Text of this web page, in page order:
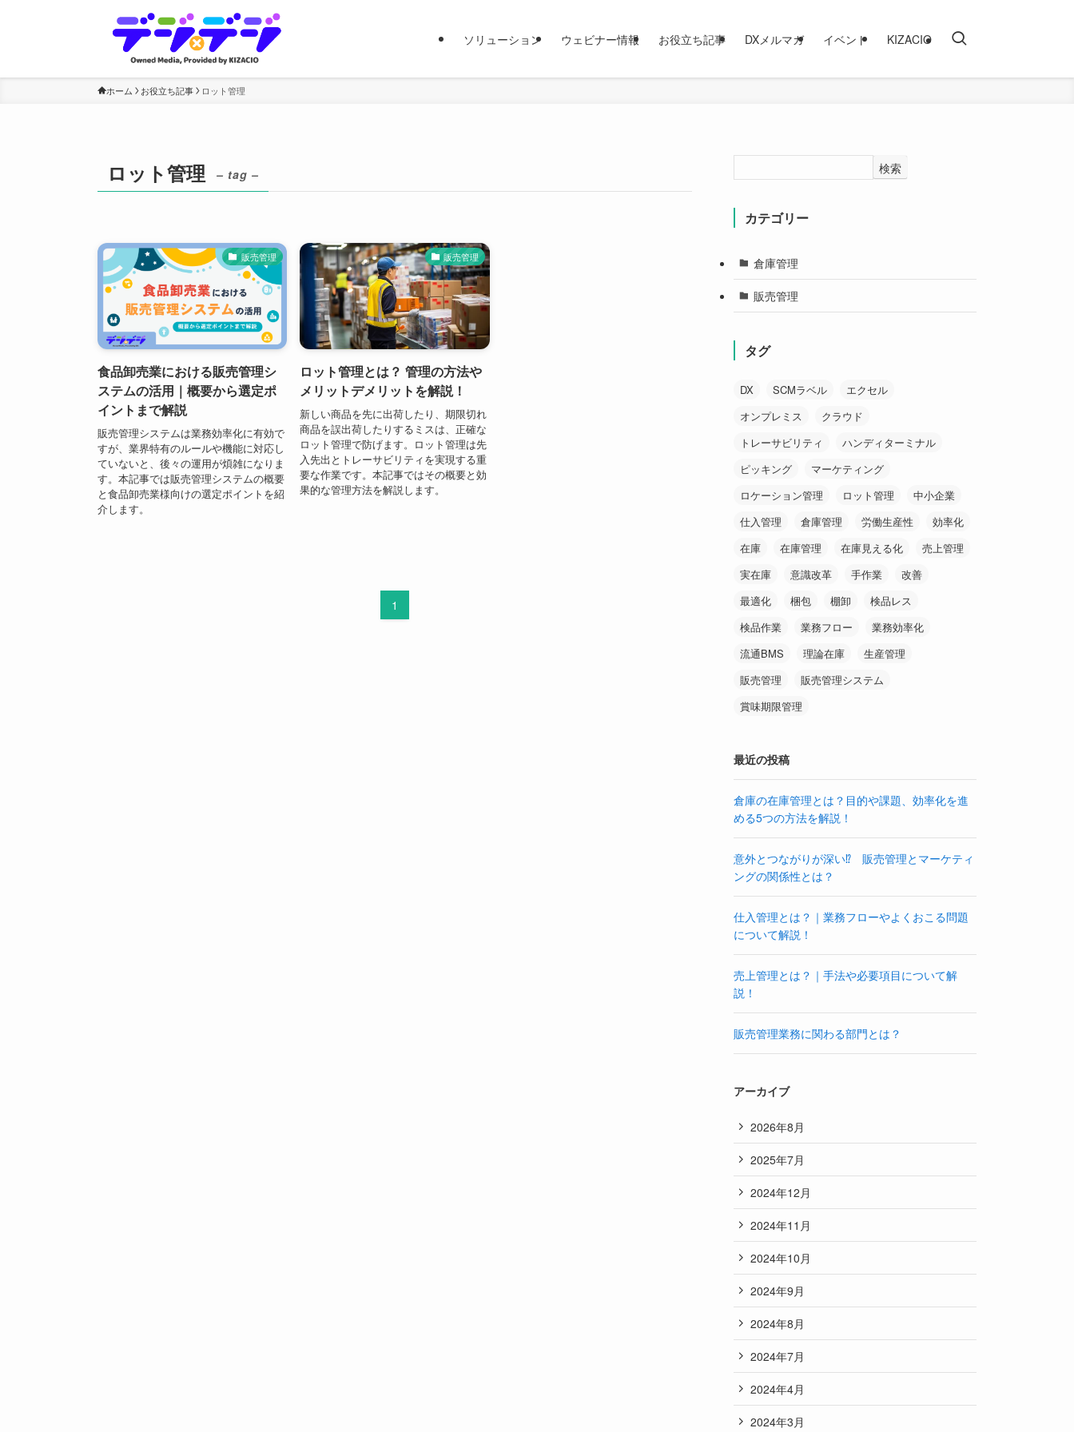
ソリューション ウェビナー情報 お役立ち記事 DXメルマガ イベント KIZACIO
ホーム お役立ち記事 ロット管理
ロット管理 – tag –
販売管理
食品卸売業における販売管理シ
ステムの活用｜概要から選定ポ
イントまで解説
販売管理システムは業務効率化に有効で
すが、業界特有のルールや機能に対応し
ていないと、後々の運用が煩雑になりま
す。本記事では販売管理システムの概要
と食品卸売業様向けの選定ポイントを紹
介します。
販売管理
ロット管理とは？ 管理の方法や
メリットデメリットを解説！
新しい商品を先に出荷したり、期限切れ
商品を誤出荷したりするミスは、正確な
ロット管理で防げます。ロット管理は先
入先出とトレーサビリティを実現する重
要な作業です。本記事ではその概要と効
果的な管理方法を解説します。
1
検索
カテゴリー
倉庫管理
販売管理
タグ
DX SCMラベル
エクセル
オンプレミス
クラウド
トレーサビリティ
ハンディターミナル
ピッキング
マーケティング
ロケーション管理
ロット管理
中小企業
仕入管理
倉庫管理 労働生産性
効率化
在庫
在庫管理 在庫見える化
売上管理
実在庫
意識改革 手作業
改善
最適化
梱包 棚卸
検品レス
検品作業
業務フロー
業務効率化
流通BMS
理論在庫
生産管理
販売管理
販売管理システム
賞味期限管理
最近の投稿
倉庫の在庫管理とは？目的や課題、効率化を進
める5つの方法を解説！
意外とつながりが深い⁉ 販売管理とマーケティ
ングの関係性とは？
仕入管理とは？｜業務フローやよくおこる問題
について解説！
売上管理とは？｜手法や必要項目について解
説！
販売管理業務に関わる部門とは？
アーカイブ
2026年8月
2025年7月
2024年12月
2024年11月
2024年10月
2024年9月
2024年8月
2024年7月
2024年4月
2024年3月